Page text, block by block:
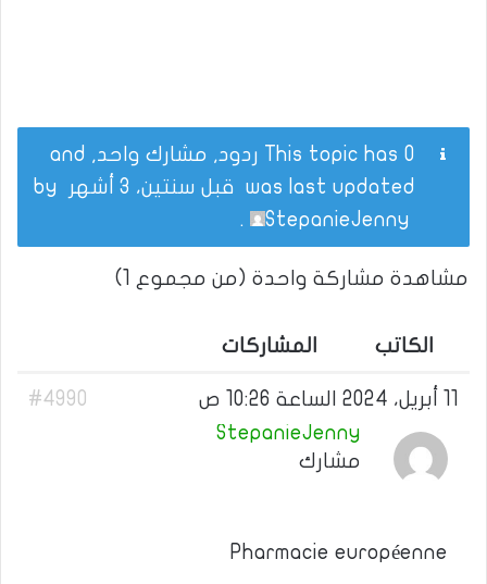
This topic has 0 ردود, مشارك واحد, and
was last updated قبل سنتين، 3 أشهر
StepanieJenny
.
مشاهدة مشاركة واحدة (من مجموع 1)
الكاتب المشاركات
#4990
StepanieJenny
مشارك
Pharmacie européenne